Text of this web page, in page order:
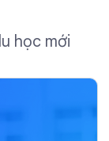
học mới